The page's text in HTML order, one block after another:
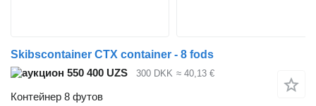
Skibscontainer CTX container - 8 fods
550 400 UZS
300 DKK ≈ 40,13 €
Контейнер 8 футов